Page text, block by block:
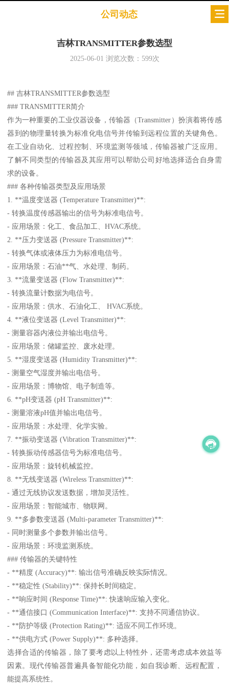
公司动态
吉林TRANSMITTER参数选型
2025-06-01 浏览次数： 599次
## 吉林TRANSMITTER参数选型
### TRANSMITTER简介
作为一种重要的工业仪器设备，传输器（Transmitter）扮演着将传感
器到的物理量转换为标准化电信号并传输到远程位置的关键角色。
在工业自动化、过程控制、环境监测等领域，传输器被广泛应用。
了解不同类型的传输器及其应用可以帮助公司好地选择适合自身需
求的设备。
### 各种传输器类型及应用场景
1. **温度变送器 (Temperature Transmitter)**:
- 转换温度传感器输出的信号为标准电信号。
- 应用场景：化工、食品加工、HVAC系统。
2. **压力变送器 (Pressure Transmitter)**:
- 转换气体或液体压力为标准电信号。
- 应用场景：石油**气、水处理、制药。
3. **流量变送器 (Flow Transmitter)**:
- 转换流量计数据为电信号。
- 应用场景：供水、石油化工、 HVAC系统。
4. **液位变送器 (Level Transmitter)**:
- 测量容器内液位并输出电信号。
- 应用场景：储罐监控、废水处理。
5. **湿度变送器 (Humidity Transmitter)**:
- 测量空气湿度并输出电信号。
- 应用场景：博物馆、电子制造等。
6. **pH变送器 (pH Transmitter)**:
- 测量溶液pH值并输出电信号。
- 应用场景：水处理、化学实验。
7. **振动变送器 (Vibration Transmitter)**:
- 转换振动传感器信号为标准电信号。
- 应用场景：旋转机械监控。
8. **无线变送器 (Wireless Transmitter)**:
- 通过无线协议发送数据，增加灵活性。
- 应用场景：智能城市、物联网。
9. **多参数变送器 (Multi-parameter Transmitter)**:
- 同时测量多个参数并输出信号。
- 应用场景：环境监测系统。
### 传输器的关键特性
- **精度 (Accuracy)**: 输出信号准确反映实际情况。
- **稳定性 (Stability)**: 保持长时间稳定。
- **响应时间 (Response Time)**: 快速响应输入变化。
- **通信接口 (Communication Interface)**: 支持不同通信协议。
- **防护等级 (Protection Rating)**: 适应不同工作环境。
- **供电方式 (Power Supply)**: 多种选择。
选择合适的传输器，除了要考虑以上特性外，还需考虑成本效益等
因素。现代传输器普遍具备智能化功能，如自我诊断、远程配置，
能提高系统性。